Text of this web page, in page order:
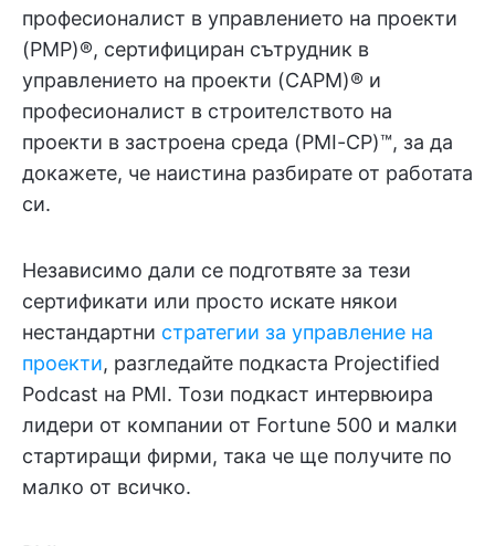
професионалист в управлението на проекти
(PMP)®, сертифициран сътрудник в
управлението на проекти (CAPM)® и
професионалист в строителството на
проекти в застроена среда (PMI-CP)™, за да
докажете, че наистина разбирате от работата
си.
Независимо дали се подготвяте за тези
сертификати или просто искате някои
нестандартни стратегии за управление на
проекти, разгледайте подкаста Projectified
Podcast на PMI. Този подкаст интервюира
лидери от компании от Fortune 500 и малки
стартиращи фирми, така че ще получите по
малко от всичко.